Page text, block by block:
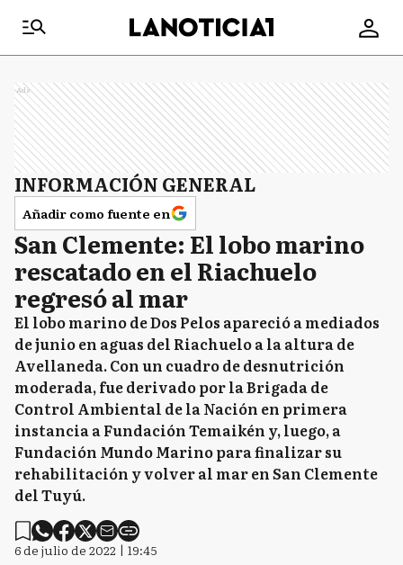
Ads
INFORMACIÓN GENERAL
Añadir como fuente en
San Clemente: El lobo marino
rescatado en el Riachuelo
regresó al mar
El lobo marino de Dos Pelos apareció a mediados
de junio en aguas del Riachuelo a la altura de
Avellaneda. Con un cuadro de desnutrición
moderada, fue derivado por la Brigada de
Control Ambiental de la Nación en primera
instancia a Fundación Temaikén y, luego, a
Fundación Mundo Marino para finalizar su
rehabilitación y volver al mar en San Clemente
del Tuyú.
6 de julio de 2022 | 19:45